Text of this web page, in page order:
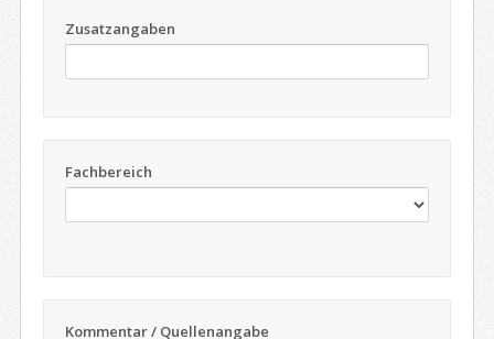
Zusatzangaben
Fachbereich
Kommentar / Quellenangabe